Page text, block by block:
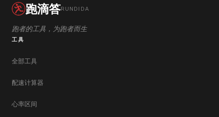
跑滴答RUNDIDA
跑者的工具，为跑者而生
工具
全部工具
配速计算器
心率区间